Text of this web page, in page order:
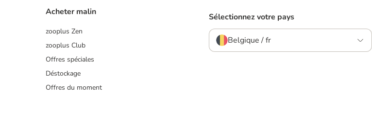
Acheter malin
zooplus Zen
zooplus Club
Offres spéciales
Déstockage
Offres du moment
Sélectionnez votre pays
Belgique / fr